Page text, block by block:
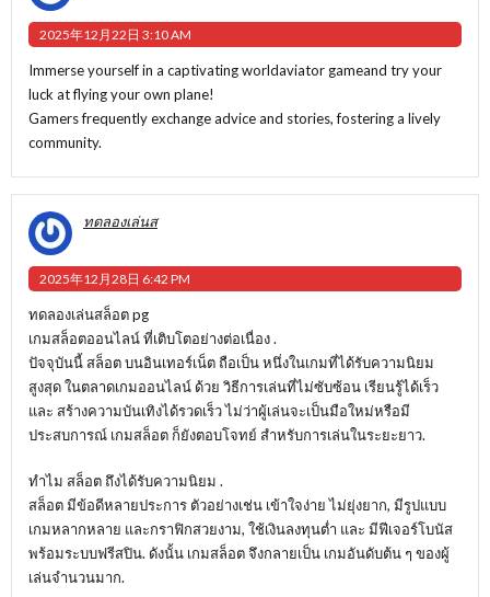
2025年12月22日 3:10 AM
Immerse yourself in a captivating worldaviator gameand try your
luck at flying your own plane!
Gamers frequently exchange advice and stories, fostering a lively
community.
ทดลองเล่นส
2025年12月28日 6:42 PM
ทดลองเล่นสล็อต pg
เกมสล็อตออนไลน์ ที่เติบโตอย่างต่อเนื่อง .
ปัจจุบันนี้ สล็อต บนอินเทอร์เน็ต ถือเป็น หนึ่งในเกมที่ได้รับความนิยม
สูงสุด ในตลาดเกมออนไลน์ ด้วย วิธีการเล่นที่ไม่ซับซ้อน เรียนรู้ได้เร็ว
และ สร้างความบันเทิงได้รวดเร็ว ไม่ว่าผู้เล่นจะเป็นมือใหม่หรือมี
ประสบการณ์ เกมสล็อต ก็ยังตอบโจทย์ สำหรับการเล่นในระยะยาว.
ทำไม สล็อต ถึงได้รับความนิยม .
สล็อต มีข้อดีหลายประการ ตัวอย่างเช่น เข้าใจง่าย ไม่ยุ่งยาก, มีรูปแบบ
เกมหลากหลาย และกราฟิกสวยงาม, ใช้เงินลงทุนต่ำ และ มีฟีเจอร์โบนัส
พร้อมระบบฟรีสปิน. ดังนั้น เกมสล็อต จึงกลายเป็น เกมอันดับต้น ๆ ของผู้
เล่นจำนวนมาก.